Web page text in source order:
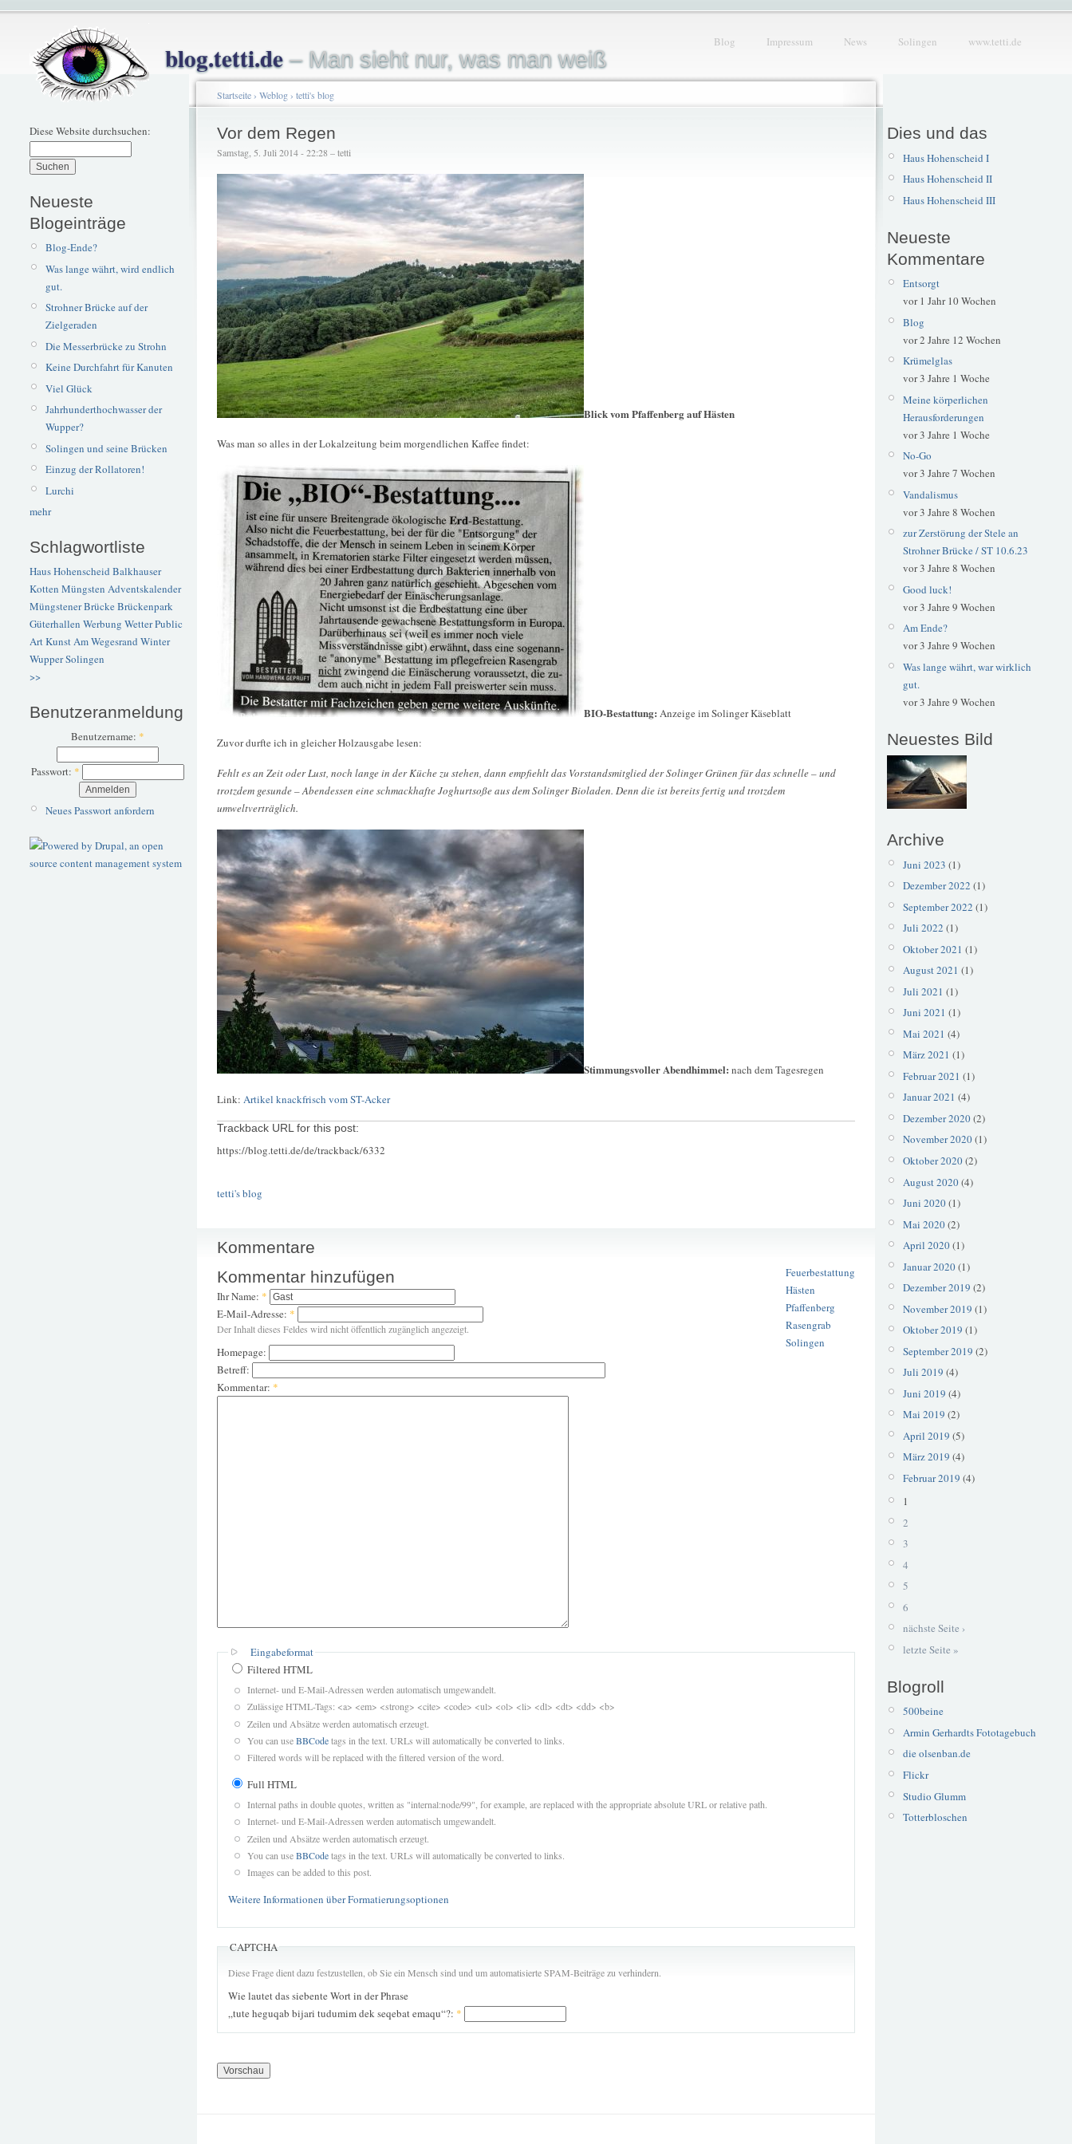
blog.tetti.de– Man sieht nur, was man weiß
Blog Impressum News Solingen www.tetti.de
Diese Website durchsuchen:
Neueste
Blogeinträge
Blog-Ende?
Was lange währt, wird endlich
gut.
Strohner Brücke auf der
Zielgeraden
Die Messerbrücke zu Strohn
Keine Durchfahrt für Kanuten
Viel Glück
Jahrhunderthochwasser der
Wupper?
Solingen und seine Brücken
Einzug der Rollatoren!
Lurchi
mehr
Schlagwortliste
Haus Hohenscheid Balkhauser
Kotten Müngsten Adventskalender
Müngstener BrückeBrückenpark
Güterhallen Werbung WetterPublic
ArtKunstAm Wegesrand Winter
WupperSolingen
>>
Benutzeranmeldung
Benutzername: *
Passwort: *
Neues Passwort anfordern
Startseite› Weblog› tetti's blog
Vor dem Regen
Samstag, 5. Juli 2014 - 22:28 – tetti
Blick vom Pfaffenberg auf Hästen
Was man so alles in der Lokalzeitung beim morgendlichen Kaffee findet:
BIO-Bestattung: Anzeige im Solinger Käseblatt
Zuvor durfte ich in gleicher Holzausgabe lesen:
Fehlt es an Zeit oder Lust, noch lange in der Küche zu stehen, dann empfiehlt das Vorstandsmitglied der Solinger Grünen für das schnelle – und
trotzdem gesunde – Abendessen eine schmackhafte Joghurtsoße aus dem Solinger Bioladen. Denn die ist bereits fertig und trotzdem
umweltverträglich.
Stimmungsvoller Abendhimmel: nach dem Tagesregen
Link: Artikel knackfrisch vom ST-Acker
Trackback URL for this post:
https://blog.tetti.de/de/trackback/6332
tetti's blog
Feuerbestattung
Hästen
Pfaffenberg
Rasengrab
Solingen
Kommentare
Kommentar hinzufügen
Ihr Name: *
E-Mail-Adresse: *
Der Inhalt dieses Feldes wird nicht öffentlich zugänglich angezeigt.
Homepage:
Betreff:
Kommentar: *
Eingabeformat
Filtered HTML
Internet- und E-Mail-Adressen werden automatisch umgewandelt.
Zulässige HTML-Tags: <a> <em> <strong> <cite> <code> <ul> <ol> <li> <dl> <dt> <dd> <b>
Zeilen und Absätze werden automatisch erzeugt.
You can useBBCodetags in the text. URLs will automatically be converted to links.
Filtered words will be replaced with the filtered version of the word.
Full HTML
Internal paths in double quotes, written as "internal:node/99", for example, are replaced with the appropriate absolute URL or relative path.
Internet- und E-Mail-Adressen werden automatisch umgewandelt.
Zeilen und Absätze werden automatisch erzeugt.
You can useBBCodetags in the text. URLs will automatically be converted to links.
Images can be added to this post.
Weitere Informationen über Formatierungsoptionen
CAPTCHA
Diese Frage dient dazu festzustellen, ob Sie ein Mensch sind und um automatisierte SPAM-Beiträge zu verhindern.
Wie lautet das siebente Wort in der Phrase
„tute heguqab bijari tudumim dek seqebat emaqu“?: *
Dies und das
Haus Hohenscheid I
Haus Hohenscheid II
Haus Hohenscheid III
Neueste
Kommentare
Entsorgt
vor 1 Jahr 10 Wochen
Blog
vor 2 Jahre 12 Wochen
Krümelglas
vor 3 Jahre 1 Woche
Meine körperlichen
Herausforderungen
vor 3 Jahre 1 Woche
No-Go
vor 3 Jahre 7 Wochen
Vandalismus
vor 3 Jahre 8 Wochen
zur Zerstörung der Stele an
Strohner Brücke / ST 10.6.23
vor 3 Jahre 8 Wochen
Good luck!
vor 3 Jahre 9 Wochen
Am Ende?
vor 3 Jahre 9 Wochen
Was lange währt, war wirklich
gut.
vor 3 Jahre 9 Wochen
Neuestes Bild
Archive
Juni 2023 (1)
Dezember 2022 (1)
September 2022 (1)
Juli 2022 (1)
Oktober 2021 (1)
August 2021 (1)
Juli 2021 (1)
Juni 2021 (1)
Mai 2021 (4)
März 2021 (1)
Februar 2021 (1)
Januar 2021 (4)
Dezember 2020(2)
November 2020(1)
Oktober 2020(2)
August 2020(4)
Juni 2020(1)
Mai 2020(2)
April 2020(1)
Januar 2020(1)
Dezember 2019 (2)
November 2019 (1)
Oktober 2019 (1)
September 2019 (2)
Juli 2019 (4)
Juni 2019 (4)
Mai 2019 (2)
April 2019 (5)
März 2019 (4)
Februar 2019 (4)
1
2
3
4
5
6
nächste Seite ›
letzte Seite »
Blogroll
500beine
Armin Gerhardts Fototagebuch
die olsenban.de
Flickr
Studio Glumm
Totterbloschen